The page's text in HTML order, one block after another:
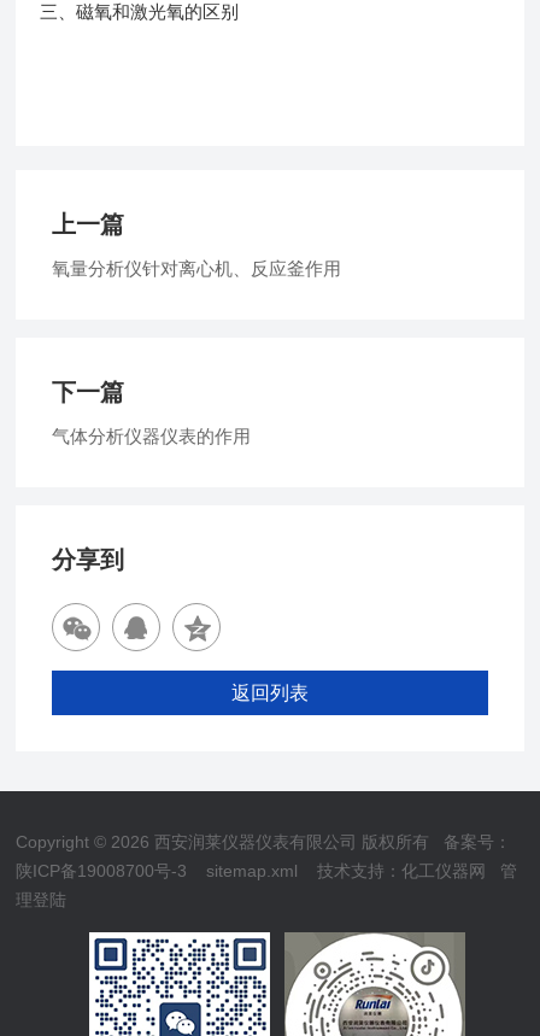
三、磁氧和激光氧的区别
上一篇
氧量分析仪针对离心机、反应釜作用
下一篇
气体分析仪器仪表的作用
分享到
返回列表
Copyright © 2026 西安润莱仪器仪表有限公司 版权所有 备案号：
陕ICP备19008700号-3
sitemap.xml 技术支持：化工仪器网
管
理登陆